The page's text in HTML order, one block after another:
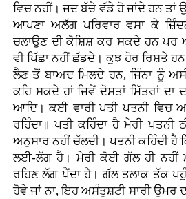
ਵਿਚ ਨਹੀਂ। ਜਦ ਬੱਚੇ ਵੱਡੇ ਹੋ ਜਾਂਦੇ ਹਨ
ਆਪਣਾ ਅਲੱਗ ਪਰਿਵਾਰ ਵਸਾ ਕੇ
ਚਲਾਉਣ ਦੀ ਕੋਸ਼ਿਸ਼ ਕਰ ਸਕਦੇ ਹਨ ਪਰ
ਵੀ ਪਿੱਛਾ ਨਹੀਂ ਛੱਡਦੇ। ਕੁਝ ਹੋਰ ਰਿਸ਼ਤੇ
ਲੈਣ ਤੋਂ ਬਾਅਦ ਮਿਲਦੇ ਹਨ, ਜਿੰਨਾ ਨੂੰ
ਕਹਿ ਸਕਦੇ ਹਾਂ ਜਿਵੇਂ ਦੋਸਤਾਂ ਮਿੱਤਰਾਂ ਦਾ
ਆਦਿ। ਕਈ ਵਾਰੀ ਪਤੀ ਪਤਨੀ ਵਿਚ
ਰਹਿੰਦਾ॥ ਪਤੀ ਕਹਿੰਦਾ ਹੈ ਮੇਰੀ ਪਤਨੀ
ਅਨੁਸਾਰ ਨਹੀਂ ਚੱਲਦੀ। ਪਤਨੀ ਕਹਿੰਦੀ ਹੈ
ਲਈ-ਲੱਗ ਹੈ। ਮੇਰੀ ਕੋਈ ਗੱਲ ਹੀ ਨਹੀਂ
ਰਹਿਣ ਲੱਗ ਪੈਂਦਾ ਹੈ। ਗੱਲ ਤਲਾਕ ਤੱਕ
ਹੋਵੇ ਜਾਂ ਨਾ, ਇਹ ਅਸੰਤੁਸ਼ਟੀ ਸਾਰੀ ਉਮਰ